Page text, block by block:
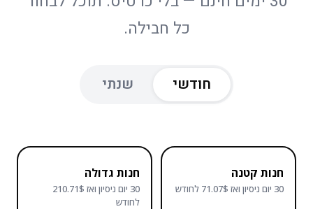
כל חבילה.
חודשי שנתי
חנות קטנה
30 יום ניסיון ואז 71.07$ לחודש
חנות גדולה
30 יום ניסיון ואז 210.71$
לחודש